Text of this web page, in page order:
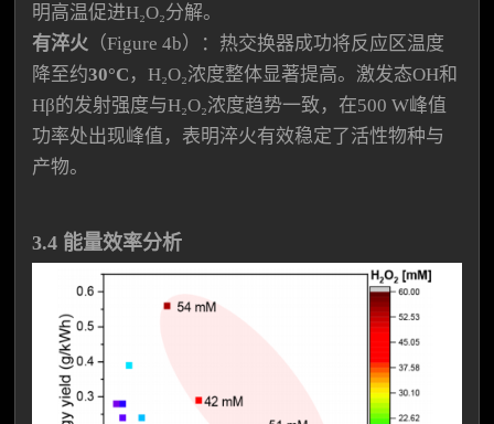
明高温促进H₂O₂分解。
有淬火 （Figure 4b）：热交换器成功将反应区温度
降至约30°C ，H₂O₂浓度整体显著提高。激发态OH和
Hβ的发射强度与H₂O₂浓度趋势一致，在500 W峰值
功率处出现峰值，表明淬火有效稳定了活性物种与
产物。
3.4 能量效率分析